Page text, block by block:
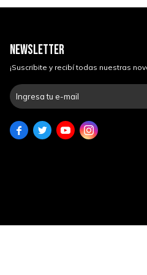
NEWSLETTER
¡Suscribite y recibí todas nuestras
   